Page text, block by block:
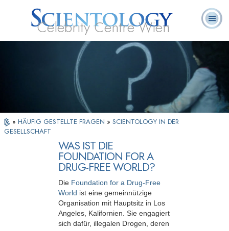
Celebrity Centre Wien
Scientology?
Ehrenamtliche
Geistliche
Häufig gestellte
Fragen
» HÄUFIG GESTELLTE FRAGEN » SCIENTOLOGY IN DER
GESELLSCHAFT
WAS IST DIE
FOUNDATION FOR A
DRUG-FREE WORLD?
Die Foundation for a Drug-Free
World ist eine gemeinnützige
Organisation mit Hauptsitz in Los
Angeles, Kalifornien. Sie engagiert
sich dafür, illegalen Drogen, deren